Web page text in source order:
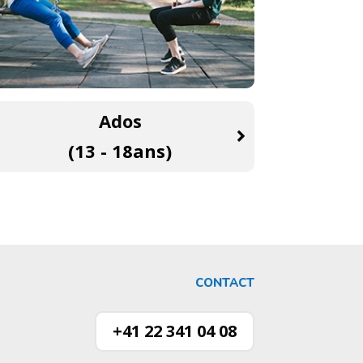
Ados
(13 - 18ans)
CONTACT
+41 22 341 04 08